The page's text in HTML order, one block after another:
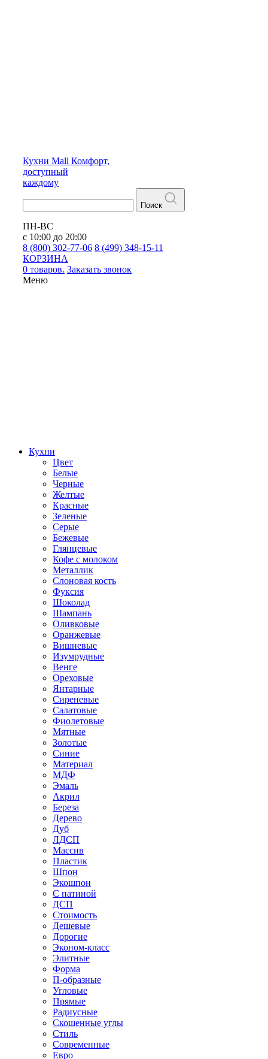
Кухни Mall Комфорт,
доступный
каждому
Поиск
ПН-ВС
с 10:00 до 20:00
8 (800) 302-77-06 8 (499) 348-15-11
КОРЗИНА
0 товаров. Заказать звонок
Меню
Кухни
Цвет
Белые
Черные
Желтые
Красные
Зеленые
Серые
Бежевые
Глянцевые
Кофе с молоком
Металлик
Слоновая кость
Фуксия
Шоколад
Шампань
Оливковые
Оранжевые
Вишневые
Изумрудные
Венге
Ореховые
Янтарные
Сиреневые
Салатовые
Фиолетовые
Мятные
Золотые
Синие
Материал
МДФ
Эмаль
Акрил
Береза
Дерево
Дуб
ЛДСП
Массив
Пластик
Шпон
Экошпон
С патиной
ДСП
Стоимость
Дешевые
Дорогие
Эконом-класс
Элитные
Форма
П-образные
Угловые
Прямые
Радиусные
Скошенные углы
Стиль
Современные
Евро